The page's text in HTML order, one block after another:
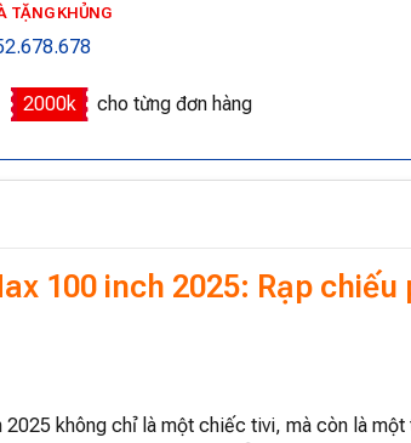
TẶNG KHỦNG
2000k cho từng đơn hàng
100 inch 2025: Rạp
không chỉ là một chiếc tivi, mà còn là